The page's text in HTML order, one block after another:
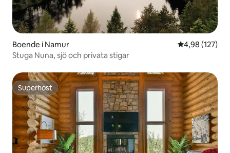
Boende i Namur 4,98 av 5 i
4,98 (127)
Stuga Nuna, sjö och privata stigar
Superhost
Superhost